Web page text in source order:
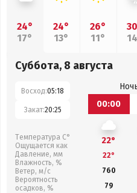
24°
17°
24°
13°
26°
11°
Суббота, 8 августа
Восход:05:18
Закат:20:25
Температура С°
Ощущается как
Давление, мм
Влажность, %
Ветер, м/с
Вероятность
осадков, %
00:00
22°
22°
760
79